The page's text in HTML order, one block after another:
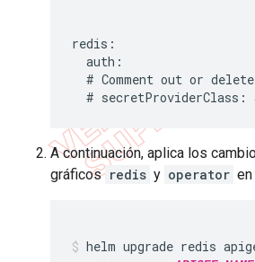
redis:
  auth:
# Comment out or delete
# secretProviderClass:
A continuación, aplica los
gráficos redis y operator
helm upgrade redis